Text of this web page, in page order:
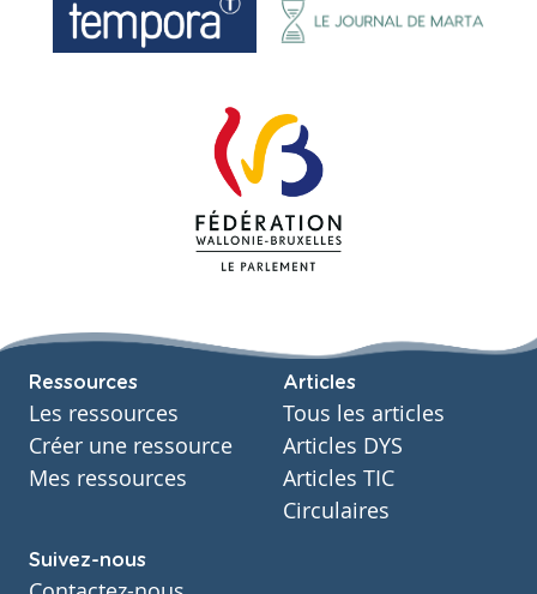
Ressources
Les ressources
Créer une ressource
Mes ressources
Articles
Tous les articles
Articles DYS
Articles TIC
Circulaires
Suivez-nous